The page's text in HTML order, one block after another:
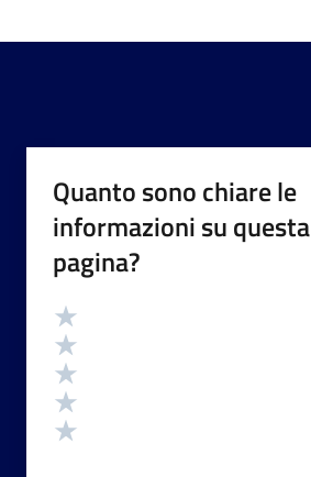
Quanto sono chiare le
informazioni su questa
pagina?
Valutazione